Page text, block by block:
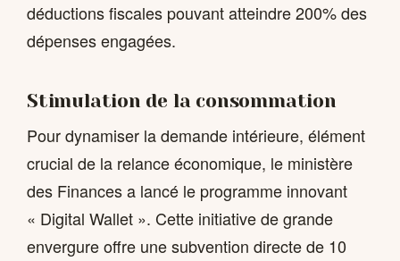
déductions fiscales pouvant atteindre 200% des
dépenses engagées.
Stimulation de la consommation
Pour dynamiser la demande intérieure, élément
crucial de la relance économique, le ministère
des Finances a lancé le programme innovant
« Digital Wallet ». Cette initiative de grande
envergure offre une subvention directe de 10